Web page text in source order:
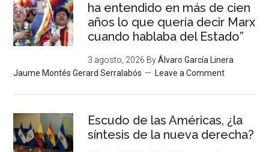
ha entendido en más de cien
años lo que quería decir Marx
cuando hablaba del Estado”
3 agosto, 2026 ByÁlvaro García Linera
Jaume Montés Gerard Serralabós
Leave a Comment
Escudo de las Américas, ¿la
síntesis de la nueva derecha?